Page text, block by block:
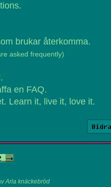
brukar återkomma.
asked frequently)
en FAQ.
Learn it, live it, love it.
->
Arla knäckebröd